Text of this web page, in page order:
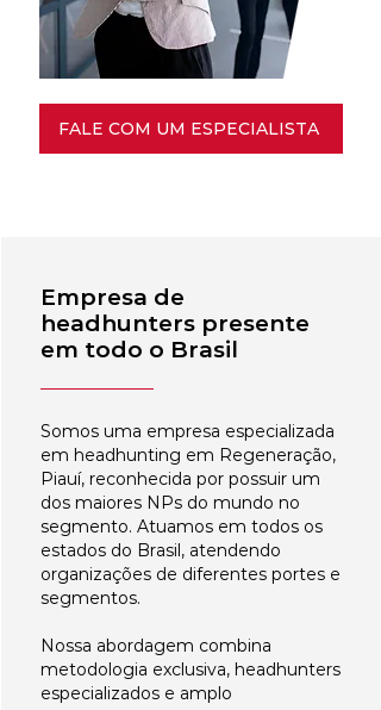
FALE COM UM ESPECIALISTA
Empresa de
headhunters presente
em todo o Brasil
Somos uma empresa especializada
em headhunting em Regeneração,
Piauí, reconhecida por possuir um
dos maiores NPs do mundo no
segmento. Atuamos em todos os
estados do Brasil, atendendo
organizações de diferentes portes e
segmentos.
Nossa abordagem combina
metodologia exclusiva, headhunters
especializados e amplo